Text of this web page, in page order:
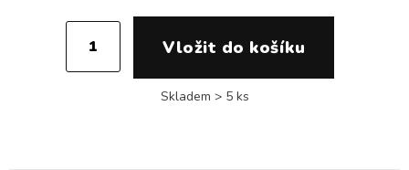
Skladem > 5 ks